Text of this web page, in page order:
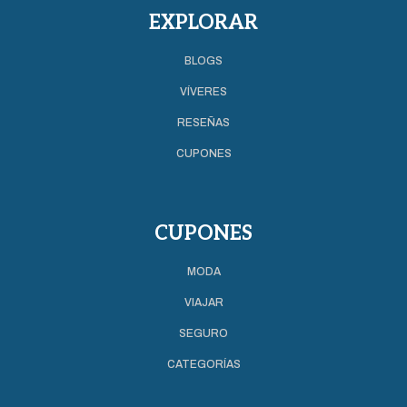
EXPLORAR
BLOGS
VÍVERES
RESEÑAS
CUPONES
CUPONES
MODA
VIAJAR
SEGURO
CATEGORÍAS